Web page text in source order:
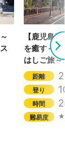
【鹿児島
を癒す～
はしご旅～
距離
登り
時間 2
難易度